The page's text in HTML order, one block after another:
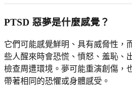
PTSD 惡夢是什麼感覺？
它們可能感覺鮮明、具有威脅性，
些人醒來時會恐慌、憤怒、羞恥、
檢查周遭環境。夢可能重演創傷，
帶著相同的恐懼或身體感受。